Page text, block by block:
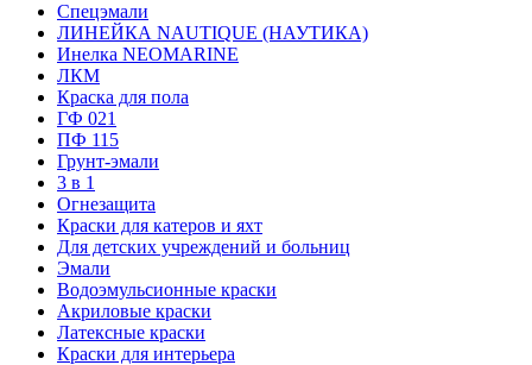
Спецэмали
ЛИНЕЙКА NAUTIQUE (НАУТИКА)
Инелка NEOMARINE
ЛКМ
Краска для пола
ГФ 021
ПФ 115
Грунт-эмали
3 в 1
Огнезащита
Краски для катеров и яхт
Для детских учреждений и больниц
Эмали
Водоэмульсионные краски
Акриловые краски
Латексные краски
Краски для интерьера